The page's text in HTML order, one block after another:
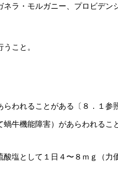
ラ・モルガニー、プロビデン
こと。
われることがある〔８．１参
牛機能障害）があらわれるこ
塩として１日４〜８ｍｇ（力